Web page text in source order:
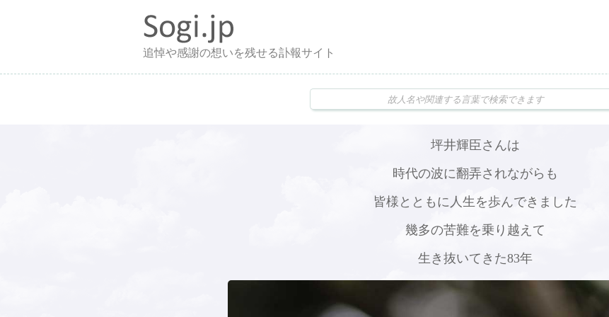
追悼や感謝の想いを残せる訃報サイト
坪井輝臣さんは
時代の波に翻弄されながらも
皆様とともに人生を歩んできました
幾多の苦難を乗り越えて
生き抜いてきた83年